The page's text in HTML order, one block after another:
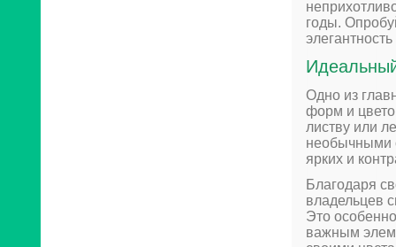
годы.
Одно из
форм и
листву или
необычными
ярких и
Благодаря
владельцев
Это
важным